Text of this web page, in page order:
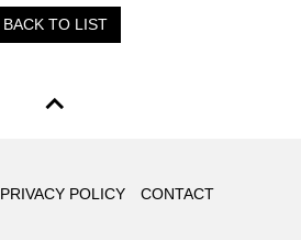
BACK TO LIST
PRIVACY POLICY CONTACT